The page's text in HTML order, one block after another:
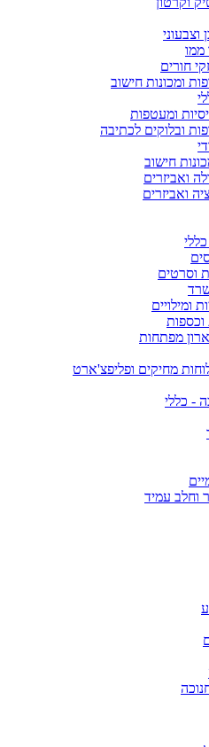
וצבעוני
ממו
חורים
ומכונות חישוב
ומעטפות
ובלוקים לכתיבה
חישוב
ואביזרים
ואביזרים
וסרטים
ומילויים
מפתחות
מחיקים ופליפצ'ארט
- כללי
וחלב עמיד